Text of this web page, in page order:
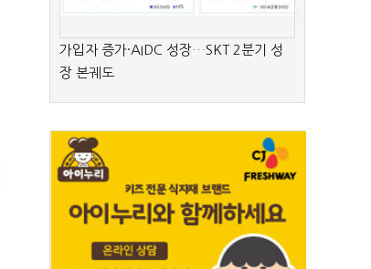
가입자 증가·AIDC 성장…SKT 2분기 성
장 본궤도